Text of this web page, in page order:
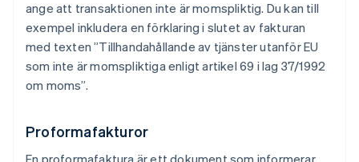
ange att transaktionen inte är momspliktig. Du kan till
exempel inkludera en förklaring i slutet av fakturan
med texten ”Tillhandahållande av tjänster utanför EU
som inte är momspliktiga enligt artikel 69 i lag 37/1992
om moms”.
Proformafakturor